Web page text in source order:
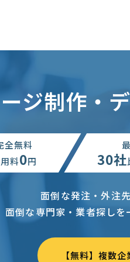
ジ制作・
全無料
料0円 30社
面倒な発注・外注
面倒な専門家・業者探しを
【無料】複数